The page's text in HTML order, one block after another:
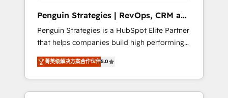
Pas pour remplacer l'humain, mais pour
l'augmenter. Chez Ideagency, nous
accompagnons cette transformation. D'abord
les fondations : des données unifiées, des
processus alignés. Ensuite l'augmentation :
l'IA là où elle crée de la valeur. Et surtout :
l'humain qui reste au centre. Parce que la
Penguin Strategies | RevOps, CRM and
AI
Penguin Strategies is a HubSpot Elite Partner
that helps companies build high performing
revenue operations across complex sales
cycles, multi system environments and global
SaaS or manufacturing teams. Trusted by
leading enterprises and fast growing scale
菁英级解决方案合作伙伴5.0